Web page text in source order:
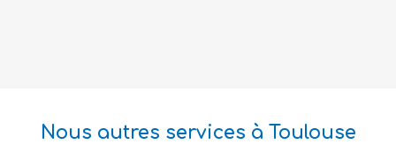
Nous autres services à Toulouse